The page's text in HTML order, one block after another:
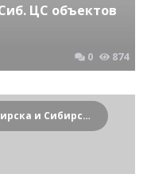
ЦС объектов
0 874
Криминальные новости Новосибирска и Сибирского региона